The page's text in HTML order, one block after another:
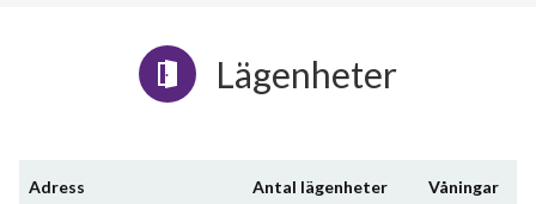
Lägenheter
Adress Antal lägenheter Våningar